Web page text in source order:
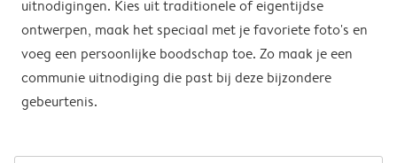
uitnodigingen. Kies uit traditionele of eigentijdse
ontwerpen, maak het speciaal met je favoriete foto's en
voeg een persoonlijke boodschap toe. Zo maak je een
communie uitnodiging die past bij deze bijzondere
gebeurtenis.